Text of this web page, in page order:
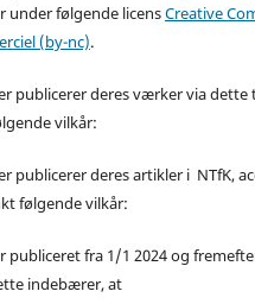
under følgende licensCreative
(by-nc).
publicerer deres værker via dette
vilkår:
publicerer deres artikler i NTfK,
følgende vilkår:
publiceret fra 1/1 2024 og
indebærer, at